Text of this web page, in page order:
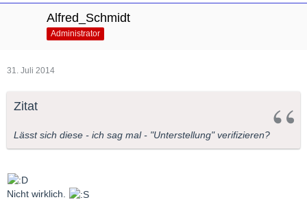
Alfred_Schmidt
Administrator
31. Juli 2014
Zitat
Lässt sich diese - ich sag mal - "Unterstellung" verifizieren?
Nicht wirklich.